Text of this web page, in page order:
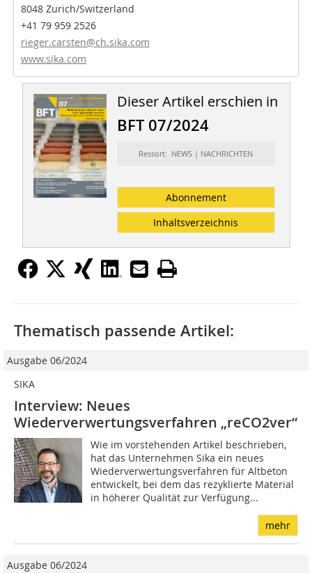
8048 Zurich/Switzerland
+41 79 959 2526
rieger.carsten@ch.sika.com
www.sika.com
Dieser Artikel erschien in
BFT 07/2024
Ressort: NEWS | NACHRICHTEN
Abonnement
Inhaltsverzeichnis
Thematisch passende Artikel:
Ausgabe 06/2024
SIKA
Interview: Neues
Wiederverwertungsverfahren „reCO2ver“
Wie im vorstehenden Artikel beschrieben,
hat das Unternehmen Sika ein neues
Wiederverwertungsverfahren für Altbeton
entwickelt, bei dem das rezyklierte Material
in höherer Qualität zur Verfügung...
mehr
Ausgabe 06/2024